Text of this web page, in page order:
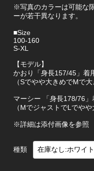
※写真のカラーは可能な
ーが若干異なります。
■Size
100-160
S-XL
【モデル】
かおり「身長157/45」着
（Sでやや大きめでMで大
マーシー 「身長178/76」
（MでジャストでLでやや
※詳細は添付画像を参照
種類